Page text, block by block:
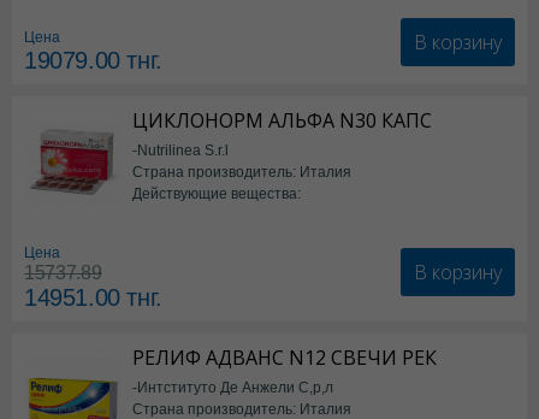
Цена
19079.00тнг.
В корзину
ЦИКЛОНОРМ АЛЬФА N30 КАПС
-Nutrilinea S.r.l
Страна производитель: Италия
Действующие вещества:
Цена
15737.89
14951.00тнг.
В корзину
РЕЛИФ АДВАНС N12 СВЕЧИ РЕК
-Интституто Де Анжели С,р,л
Страна производитель: Италия